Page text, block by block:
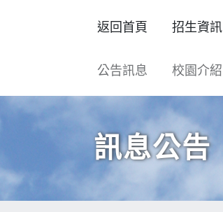
返回首頁 招生資訊
公告訊息 校園介紹
訊息公告